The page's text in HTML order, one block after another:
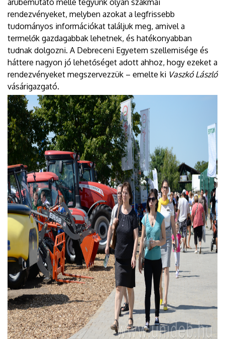
rendezvényeket, melyben azokat a legfrissebb
tudományos információkat találjuk meg, amivel a
termelők gazdagabbak lehetnek, és hatékonyabban
tudnak dolgozni. A Debreceni Egyetem szellemisége és
háttere nagyon jó lehetőséget adott ahhoz, hogy ezeket a
rendezvényeket megszervezzük – emelte ki Vaszkó László
vásárigazgató.